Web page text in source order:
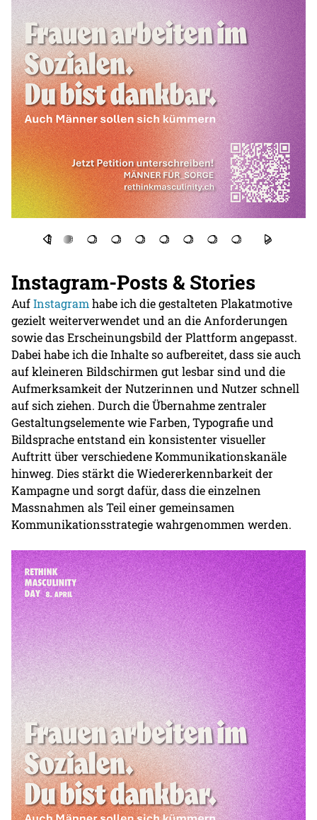
Instagram-Posts & Stories
AufInstagramhabe ich die gestalteten Plakatmotive
gezielt weiterverwendet und an die Anforderungen
sowie das Erscheinungsbild der Plattform angepasst.
Dabei habe ich die Inhalte so aufbereitet, dass sie auch
auf kleineren Bildschirmen gut lesbar sind und die
Aufmerksamkeit der Nutzerinnen und Nutzer schnell
auf sich ziehen. Durch die Übernahme zentraler
Gestaltungselemente wie Farben, Typografie und
Bildsprache entstand ein konsistenter visueller
Auftritt über verschiedene Kommunikationskanäle
hinweg. Dies stärkt die Wiedererkennbarkeit der
Kampagne und sorgt dafür, dass die einzelnen
Massnahmen als Teil einer gemeinsamen
Kommunikationsstrategie wahrgenommen werden.